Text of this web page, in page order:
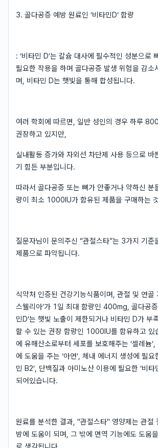
3. 골다공증 예방 원료인 ‘비타민D’ 함량
: ‘비타민 D’는 칼슘 대사에 필수적인 성분으로
필요한 작용을 하며 골다공증 발생 위험을 감소
며, 비타민 D는 햇빛을 통해 합성됩니다.
여러 학회에 따르면, 일반 성인의 경우 하루
권장하고 있지만,
실내활동 증가와 자외선 차단제 사용 등으로 바
기 힘든 부분입니다.
따라서 골다공증 또는 뼈가 안좋거나 약하신 분
량이 최소 1000IU가 함유된 제품을 구매하는
질문자님이 문의주신 “관절스타”는 3가지 기준
제품으로 파악됩니다.
식약처 인증된 건강기능식품이며, 관절 및 연골
스웰리아’가 1일 최대 함량인 400mg, 골다공
민D’는 햇빛 노출이 제한되거나 비타민 D가 부
할 수 있는 권장 함량인 1000IU를 함유하고 있
에 유해산소로부터 세포를 보호해주는 ‘셀레늄
에 도움을 주는 ‘아연’, 체내 에너지 생성에 필요
민 B2’, 단백질과 아미노산 이용에 필요한 ‘비타
되어있습니다.
원료를 분석한 결과, "관절스타" 영양제는 관절
방에 도움이 되며, 그 밖에 면역 기능에도 도움
로 생각됩니다.